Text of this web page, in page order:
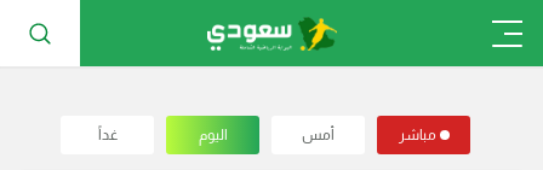
مباشر أمس اليوم غداً